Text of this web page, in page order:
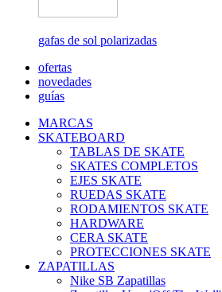
gafas de sol polarizadas
ofertas
novedades
guías
MARCAS
SKATEBOARD
TABLAS DE SKATE
SKATES COMPLETOS
EJES SKATE
RUEDAS SKATE
RODAMIENTOS SKATE
HARDWARE
CERA SKATE
PROTECCIONES SKATE
ZAPATILLAS
Nike SB Zapatillas